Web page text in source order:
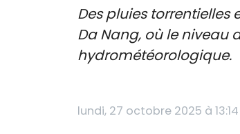
Des pluies torrentielles
Da Nang, où le niveau
hydrométéorologique.
lundi, 27 octobre 2025 à 13:14